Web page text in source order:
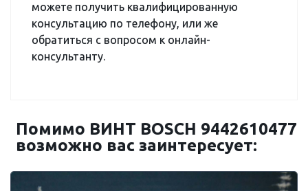
можете получить квалифицированную
консультацию по телефону, или же
обратиться с вопросом к онлайн-
консультанту.
Помимо ВИНТ BOSCH 9442610477
возможно вас заинтересует: